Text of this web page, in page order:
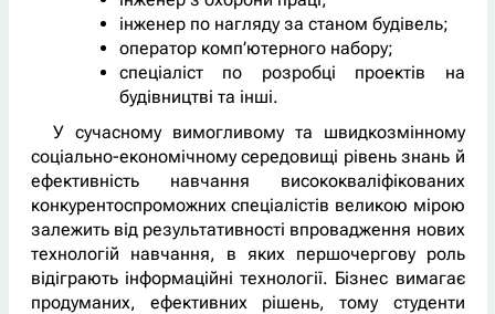
інженер по нагляду за станом будівель;
оператор комп’ютерного набору;
спеціаліст по розробці проектів на
будівництві та інші.
У сучасному вимогливому та швидкозмінному
соціально-економічному середовищі рівень знань й
ефективність навчання висококваліфікованих
конкурентоспроможних спеціалістів великою мірою
залежить від результативності впровадження нових
технологій навчання, в яких першочергову роль
відіграють інформаційні технології. Бізнес вимагає
продуманих, ефективних рішень, тому студенти